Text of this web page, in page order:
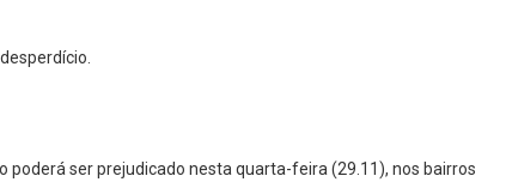
poderá ser prejudicado nesta quarta-feira (29.11), nos bairros